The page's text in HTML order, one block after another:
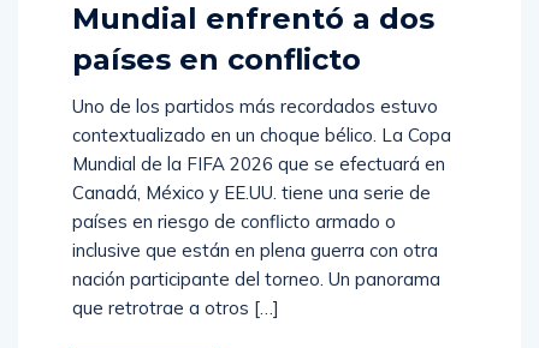
Mundial enfrentó a dos
países en conflicto
Uno de los partidos más recordados estuvo
contextualizado en un choque bélico. La Copa
Mundial de la FIFA 2026 que se efectuará en
Canadá, México y EE.UU. tiene una serie de
países en riesgo de conflicto armado o
inclusive que están en plena guerra con otra
nación participante del torneo. Un panorama
que retrotrae a otros […]